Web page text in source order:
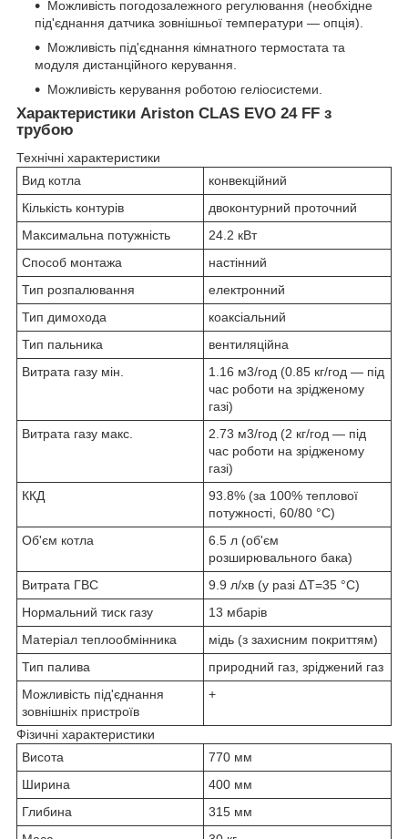
Можливість погодозалежного регулювання (необхідне
під'єднання датчика зовнішньої температури — опція).
Можливість під'єднання кімнатного термостата та
модуля дистанційного керування.
Можливість керування роботою геліосистеми.
Характеристики Ariston CLAS EVO 24 FF з
трубою
Технічні характеристики
Вид котла
конвекційний
Кількість контурів
двоконтурний проточний
Максимальна потужність
24.2 кВт
Способ монтажа
настінний
Тип розпалювання
електронний
Тип димохода
коаксіальний
Тип пальника
вентиляційна
Витрата газу мін.
1.16 м3/год (0.85 кг/год — під
час роботи на зрідженому
газі)
Витрата газу макс.
2.73 м3/год (2 кг/год — під
час роботи на зрідженому
газі)
ККД
93.8% (за 100% теплової
потужності, 60/80 °C)
Об'єм котла
6.5 л (об'єм
розширювального бака)
Витрата ГВС
9.9 л/хв (у разі ΔТ=35 °C)
Нормальний тиск газу
13 мбарів
Матеріал теплообмінника
мідь (з захисним покриттям)
Тип палива
природний газ, зріджений газ
Можливість під'єднання
зовнішніх пристроїв
+
Фізичні характеристики
Висота
770 мм
Ширина
400 мм
Глибина
315 мм